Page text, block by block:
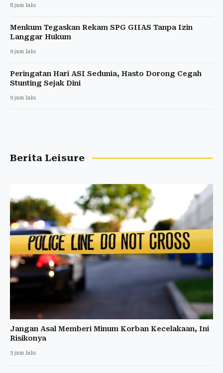
8 jam lalu
Menkum Tegaskan Rekam SPG GIIAS Tanpa Izin
Langgar Hukum
9 jam lalu
Peringatan Hari ASI Sedunia, Hasto Dorong Cegah
Stunting Sejak Dini
9 jam lalu
Berita Leisure
Jangan Asal Memberi Minum Korban Kecelakaan, Ini
Risikonya
3 jam lalu